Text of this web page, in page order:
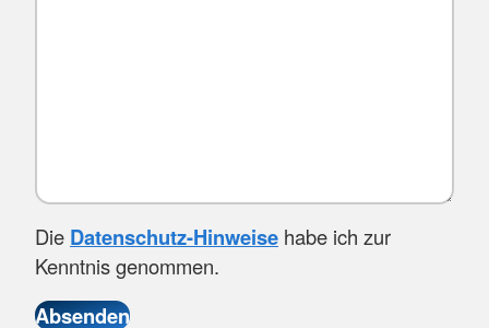
Die Datenschutz-Hinweise habe ich zur
Kenntnis genommen.